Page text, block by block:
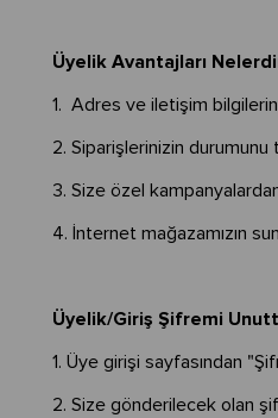
Üyelik Avantajları
1. Adres ve iletişim
2. Siparişlerinizin
3. Size özel
4. İnternet mağazamızın
Üyelik/Giriş Şifremi
1. Üye girişi sayfasından
2. Size gönderilecek olan